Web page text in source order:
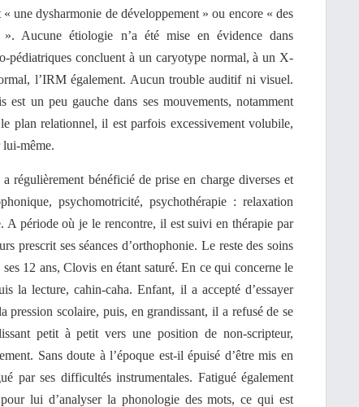
une dysharmonie de développement » ou encore « des
». Aucune étiologie n’a été mise en évidence dans
pédiatriques concluent à un caryotype normal, à un X-
l’IRM également. Aucun trouble auditif ni visuel.
est un peu gauche dans ses mouvements, notamment
plan relationnel, il est parfois excessivement volubile,
lui-même.
régulièrement bénéficié de prise en charge diverses et
psychomotricité, psychothérapie : relaxation
A période où je le rencontre, il est suivi en thérapie par
prescrit ses séances d’orthophonie. Le reste des soins
12 ans, Clovis en étant saturé. En ce qui concerne le
la lecture, cahin-caha. Enfant, il a accepté d’essayer
pression scolaire, puis, en grandissant, il a refusé de se
petit à petit vers une position de non-scripteur,
Sans doute à l’époque est-il épuisé d’être mis en
par ses difficultés instrumentales. Fatigué également
lui d’analyser la phonologie des mots, ce qui est